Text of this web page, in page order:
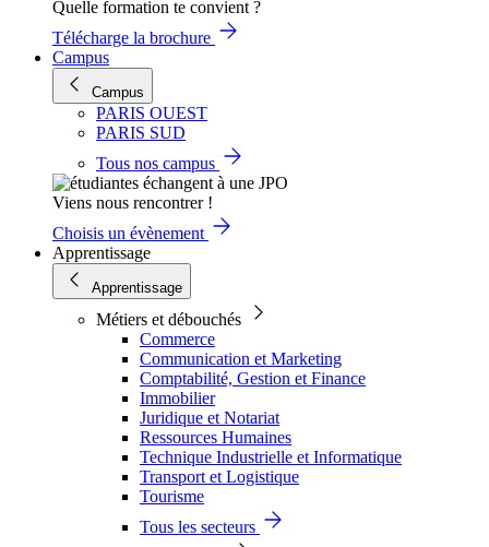
Quelle formation te convient ?
Télécharge la brochure
Campus
Campus
PARIS OUEST
PARIS SUD
Tous nos campus
Viens nous rencontrer !
Choisis un évènement
Apprentissage
Apprentissage
Métiers et débouchés
Commerce
Communication et Marketing
Comptabilité, Gestion et Finance
Immobilier
Juridique et Notariat
Ressources Humaines
Technique Industrielle et Informatique
Transport et Logistique
Tourisme
Tous les secteurs